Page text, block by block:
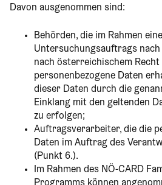
Davon ausgenommen sind:
Behörden, die im Rahmen
Untersuchungsauftrags
nach österreichischem
personenbezogene Daten
dieser Daten durch die
Einklang mit den geltenden
zu erfolgen;
Auftragsverarbeiter, die die
Daten im Auftrag des
(Punkt 6.).
Im Rahmen des NÖ-CARD